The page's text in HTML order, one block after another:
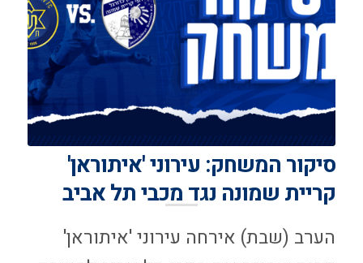
סיקור המשחק: עירוני 'איתוראן'
קריית שמונה נגד מכבי תל אביב
הערב (שבת) אירחה עירוני 'איתוראן'